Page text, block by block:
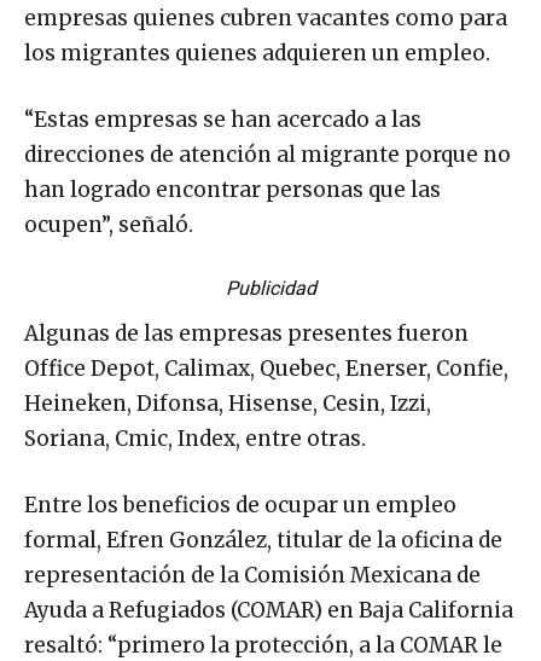
empresas quienes cubren vacantes como para
los migrantes quienes adquieren un empleo.
“Estas empresas se han acercado a las
direcciones de atención al migrante porque no
han logrado encontrar personas que las
ocupen”, señaló.
Publicidad
Algunas de las empresas presentes fueron
Office Depot, Calimax, Quebec, Enerser, Confie,
Heineken, Difonsa, Hisense, Cesin, Izzi,
Soriana, Cmic, Index, entre otras.
Entre los beneficios de ocupar un empleo
formal, Efren González, titular de la oficina de
representación de la Comisión Mexicana de
Ayuda a Refugiados (COMAR) en Baja California
resaltó: “primero la protección, a la COMAR le